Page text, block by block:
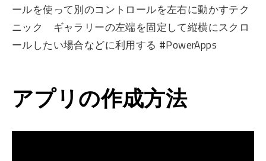
ールを使って別のコントロールを左右に動かすテク
ニック ギャラリーの左端を固定して縦横にスクロ
ールしたい場合などに利用する #PowerApps
アプリの作成方法